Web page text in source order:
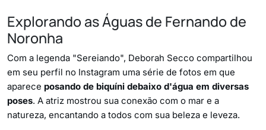
Explorando as Águas de Fernando de
Noronha
Com a legenda "Sereiando", Deborah Secco compartilhou
em seu perfil no Instagram uma série de fotos em que
aparece posando de biquíni debaixo d'água em diversas
poses. A atriz mostrou sua conexão com o mar e a
natureza, encantando a todos com sua beleza e leveza.